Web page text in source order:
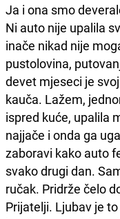
Ja i ona smo
Ni auto nije upalila
inače nikad nije
pustolovina,
devet mjeseci je
kauča. Lažem,
ispred kuće, upalila
najjače i onda ga
zaboravi kako auto
svako drugi dan.
ručak. Pridrže čelo
Prijatelji. Ljubav je